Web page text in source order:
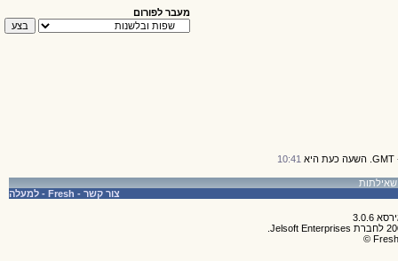
מעבר לפורום
10:41
צור קשר -
Fresh
- למעלה